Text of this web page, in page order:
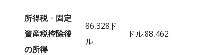
所得税・固定
資産税控除後
の所得
86,328ド
ル
ドル;88,462